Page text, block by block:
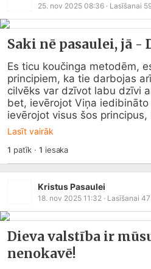
25. nov 2025 08:36 · Lasīšanai
Saki nē pasaulei, jā -
Es ticu koučinga metodēm,
principiem, ka tie darbojas
cilvēks var dzīvot labu dzīvi
bet, ievērojot Viņa
ievērojot visus šos
Lasīt vairāk
1 patīk ·1 iesaka
Kristus Pasaulei
18. nov 2025 11:32 · Lasīšanai 47
Dieva valstība ir
nenokavē!